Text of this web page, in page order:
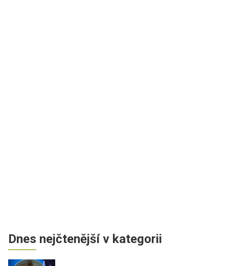
Dnes nejčtenější v kategorii